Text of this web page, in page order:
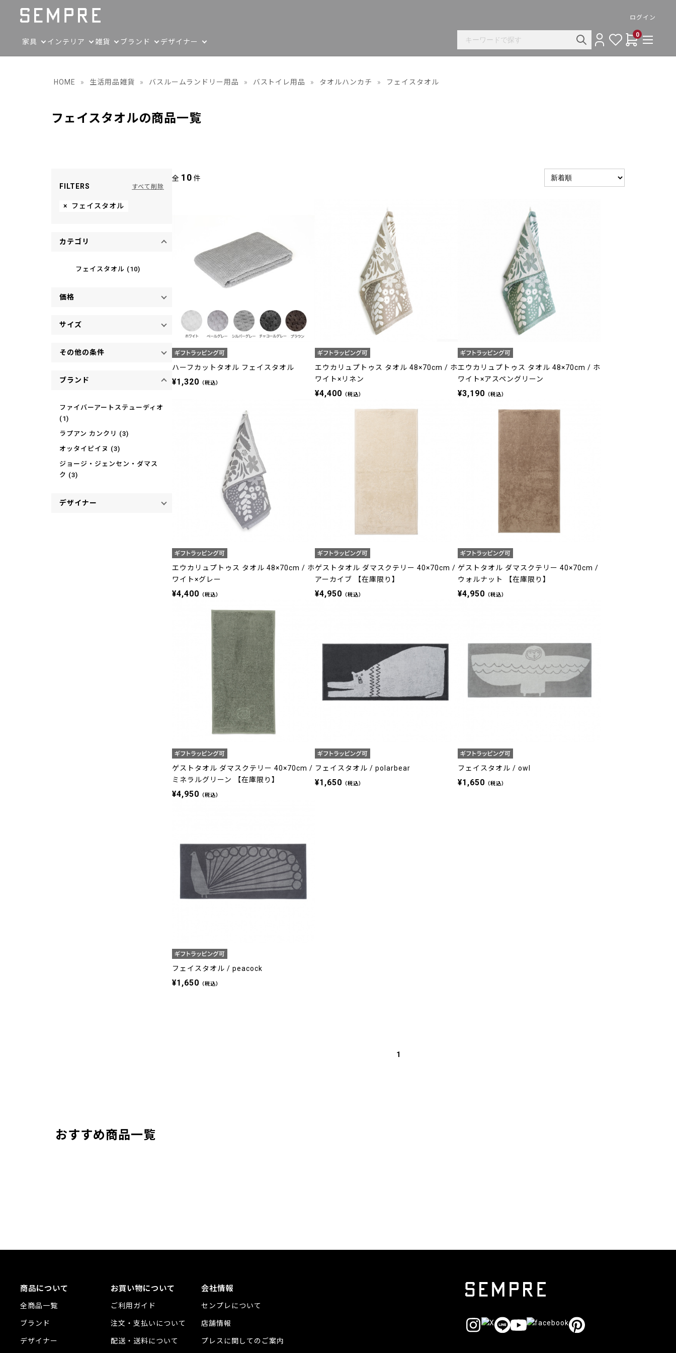
ログイン
家具 インテリア 雑貨 ブランド デザイナー
0
HOME » 生活用品雑貨 » バスルームランドリー用品 » バストイレ用品 » タオルハンカチ » フェイスタオル
フェイスタオルの商品一覧
FILTERS すべて削除
× フェイスタオル
カテゴリ
フェイスタオル (10)
価格
サイズ
その他の条件
ブランド
ファイバーアートステューディオ
(1)
ラプアン カンクリ (3)
オッタイピイヌ (3)
ジョージ・ジェンセン・ダマス
ク (3)
デザイナー
全 10 件
ハーフカットタオル フェイスタオル
¥1,320 （税込）
エウカリュプトゥス タオル 48×70cm / ホ
ワイト×リネン
¥4,400 （税込）
エウカリュプトゥス タオル 48×70cm / ホ
ワイト×アスペングリーン
¥3,190 （税込）
エウカリュプトゥス タオル 48×70cm / ホ
ワイト×グレー
¥4,400 （税込）
ゲストタオル ダマスクテリー 40×70cm /
アーカイブ 【在庫限り】
¥4,950 （税込）
ゲストタオル ダマスクテリー 40×70cm /
ウォルナット 【在庫限り】
¥4,950 （税込）
ゲストタオル ダマスクテリー 40×70cm /
ミネラルグリーン 【在庫限り】
¥4,950 （税込）
フェイスタオル / polarbear
¥1,650 （税込）
フェイスタオル / owl
¥1,650 （税込）
フェイスタオル / peacock
¥1,650 （税込）
1
おすすめ商品一覧
商品について
全商品一覧
ブランド
デザイナー
お買い物について
ご利用ガイド
注文・支払いについて
配送・送料について
会社情報
センプレについて
店舗情報
プレスに関してのご案内